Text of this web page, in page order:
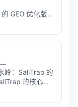
语言真的在扁
才对。减少的
一种"看起来复
GEO 优化版本
据和 FAQ，便
岭：SaliTrap 的
的核心发
而是在显眼数
路。我想从实验